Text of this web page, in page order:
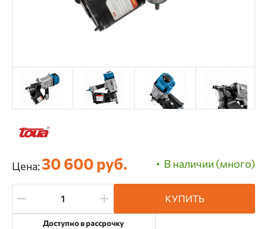
В наличии (много)
Цена:30 600 руб.
КУПИТЬ
Доступно в рассрочку